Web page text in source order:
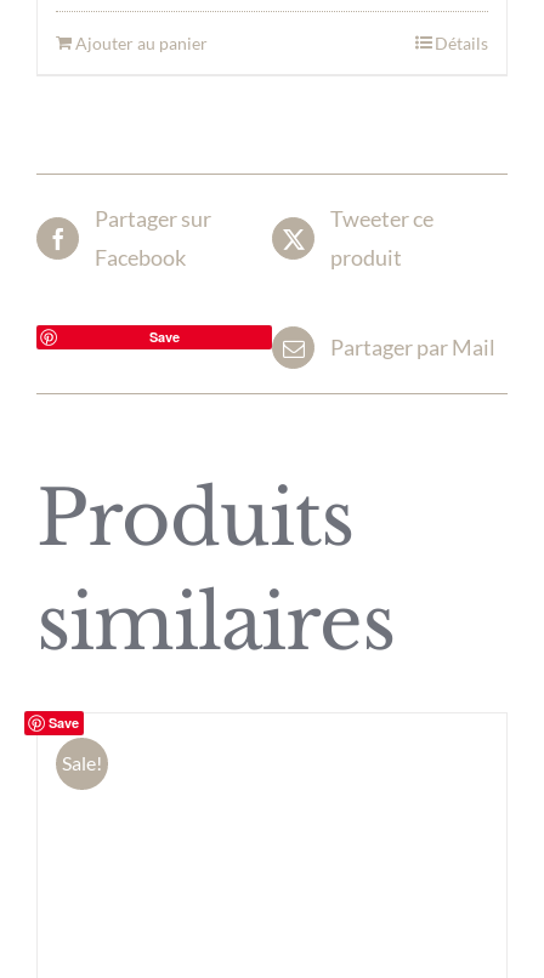
Ajouter au panier Détails
Partager sur
Facebook
Tweeter ce
produit
Save Partager par Mail
Produits
similaires
Save
Sale!